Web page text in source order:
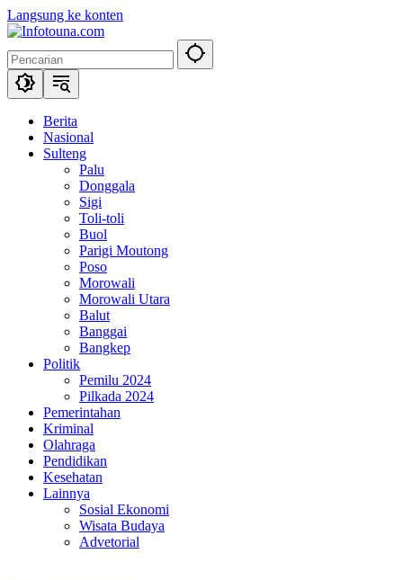
Langsung ke konten
Berita
Nasional
Sulteng
Palu
Donggala
Sigi
Toli-toli
Buol
Parigi Moutong
Poso
Morowali
Morowali Utara
Balut
Banggai
Bangkep
Politik
Pemilu 2024
Pilkada 2024
Pemerintahan
Kriminal
Olahraga
Pendidikan
Kesehatan
Lainnya
Sosial Ekonomi
Wisata Budaya
Advetorial